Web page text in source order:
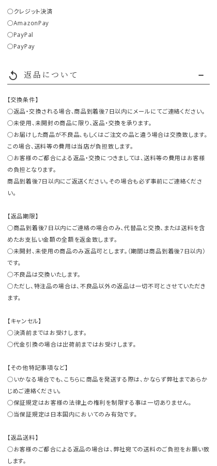
○クレジット決済
○AmazonPay
○PayPal
○PayPay
replay 返品について
【交換条件】
○返品・交換される場合、商品到着後7日以内にメールにてご連絡ください。
○未使用、未開封の商品に限り、返品・交換を承ります。
○お届けした商品が不良品、もしくはご注文の品と違う場合は交換致します。
この場合、送料等の費用は当店が負担致します。
○お客様のご都合による返品・交換につきましては、送料等の費用はお客様
の負担となります。
商品到着後7日以内にご返送ください。その場合も必ず事前にご連絡くださ
い。
【返品期限】
○商品到着後7日以内にご連絡の場合のみ、代替品と交換、または送料を含
めたお支払い金額の全額を返金致します。
○未開封、未使用の商品のみ返品可とします。（期間は商品到着後7日以内）
です。
○不良品は交換いたします。
○ただし、特注品の場合は、不良品以外の返品は一切不可とさせていただき
ます。
【キャンセル】
○決済前まではお受けします。
○代金引換の場合は出荷前まではお受けします。
【その他特記事項など】
○いかなる場合でも、こちらに商品を発送する際は、かならず弊社まであらか
じめご連絡ください。
○保証規定はお客様の法律上の権利を制限する事は一切ありません。
○当保証規定は日本国内においてのみ有効です。
【返品送料】
○お客様のご都合による返品の場合は、弊社宛ての送料のご負担をお願い致
します。